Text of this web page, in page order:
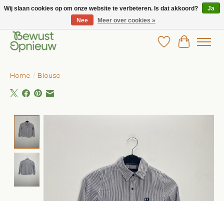
Wij bieden het grootste aanbod in betaalbare kinderkleding!
Verlanglijst
Home / Blouse
Wij slaan cookies op om onze website te verbeteren. Is dat akkoord?
Ja
Nee
Meer over cookies »